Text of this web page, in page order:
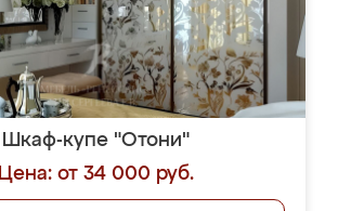
Шкаф-купе "Отони"
Цена: от 34 000 руб.